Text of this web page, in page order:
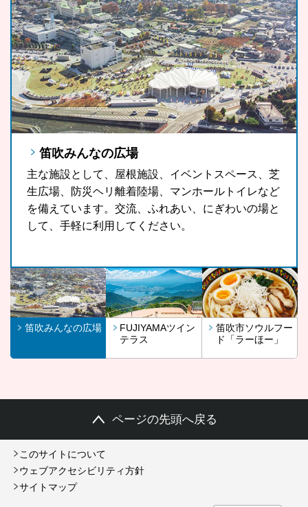
笛吹みんなの広場
主な施設として、屋根施設、イベントスペース、芝
生広場、防災ヘリ離着陸場、マンホールトイレなど
を備えています。交流、ふれあい、にぎわいの場と
して、手軽に利用してください。
FUJIYAMAツインテラス
FUJIYAMAツインテラスは、河口湖や山中湖、世界
文化遺産に登録されている富士山が一望できる眺望
スポットです。
笛吹市ソウルフード「ラーほー」
山梨県の郷土料理である「ほうとう」をもっと気軽
に、もっと多くの観光客の皆さんに、また地域の皆
さんに召し上がっていただきたいという思いから開
発したラーほー。お気に入りの1杯を見つけてみま
笛吹みんなの広場
FUJIYAMAツイン
テラス
笛吹市ソウルフー
ド「ラーほー」
ページの先頭へ戻る
このサイトについて
ウェブアクセシビリティ方針
サイトマップ